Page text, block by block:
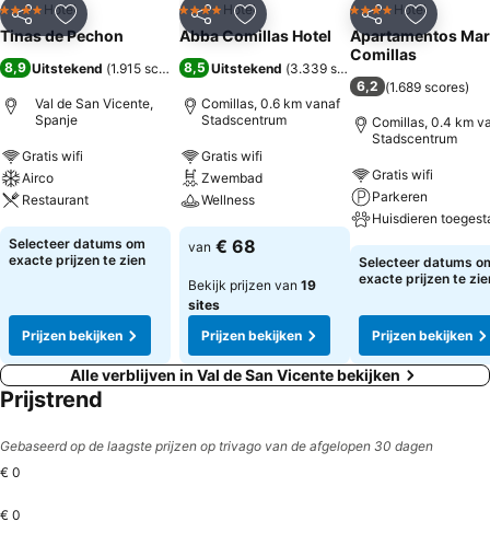
Delen Toevoegen aan favorieten
4 SterrenHotel
Tinas de Pechon
8,9 Uitstekend (1.915 scores)
Val de San Vicente,
Spanje
Gratis wifi
Airco
Restaurant
Selecteer datums om
exacte prijzen te zien
Prijzen bekijken
Delen Toevoegen aan favorieten
4 SterrenHotel
Abba Comillas Hotel
8,5 Uitstekend (3.339 scores
Comillas, 0.6 km vanaf
Stadscentrum
Gratis wifi
Zwembad
Wellness
van € 68
Bekijk prijzen van 19
sites
Prijzen bekijken
Delen
4 SterrenHotel
Apartamentos Mar
Comillas
6,2 (1.689 scores)
Comillas, 0.4 km
Stadscentrum
Gratis wifi
Parkeren
Huisdieren
Selecteer datums
exacte prijzen te
Prijzen bekijken
Alle verblijven in Val de San Vicente bekijken
Prijstrend
Gebaseerd op de laagste prijzen op trivago van de afgelopen 30 dagen
€ 0
€ 0